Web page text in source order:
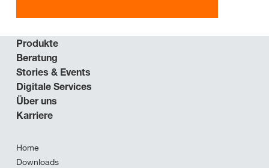
Produkte
Beratung
Stories & Events
Digitale Services
Über uns
Karriere
Home
Downloads